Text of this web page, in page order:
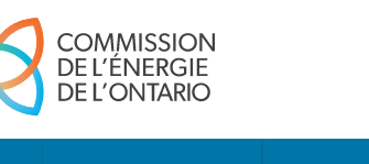
Aller
au
contenu
principal